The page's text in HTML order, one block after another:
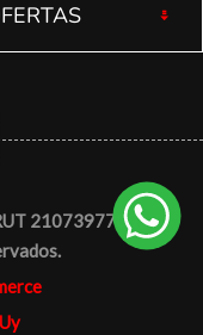
210739770012 -